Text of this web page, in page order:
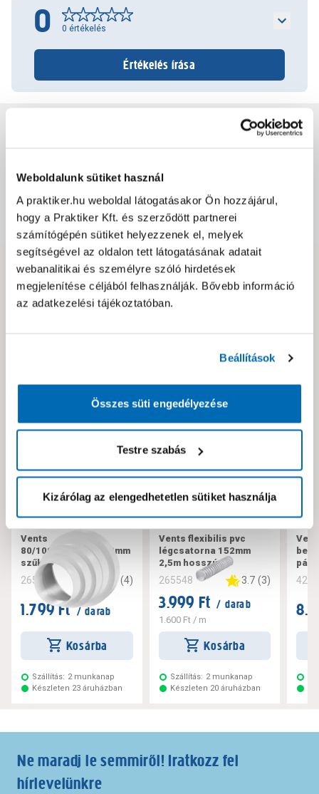
Weboldalunk sütiket használ
A praktiker.hu weboldal látogatásakor Ön hozzájárul,
hogy a Praktiker Kft. és szerződött partnerei
számítógépén sütiket helyezzenek el, melyek
segítségével az oldalon tett látogatásának adatait
webanalitikai és személyre szóló hirdetések
megjelenítése céljából felhasználják. Bővebb információ
az adatkezelési tájékoztatóban.
Beállítások
Összes süti engedélyezése
Testre szabás
Kizárólag az elengedhetetlen sütiket használja
0 0 értékelés
Értékelés írása
Csomagolási és súly információk
Dokumentumok, felelős személy
Hibát találtál az oldalon vagy a termék leírásában?
Kérjük jelezd nekünk!
Vents
80/100/120/125/150mm
szűkítő
265571 5 (4)
1.799 Ft / darab
Kosárba
Szállítás: 2 munkanap
Készleten 23 áruházban
Vents flexibilis pvc
légcsatorna 152mm
2,5m hosszú
265548 3.7 (3)
3.999 Ft / darab
1.600 Ft/ m
Kosárba
Szállítás: 2 munkanap
Készleten 20 áruházban
Ne maradj le semmiről! Iratkozz fel
hírlevelünkre